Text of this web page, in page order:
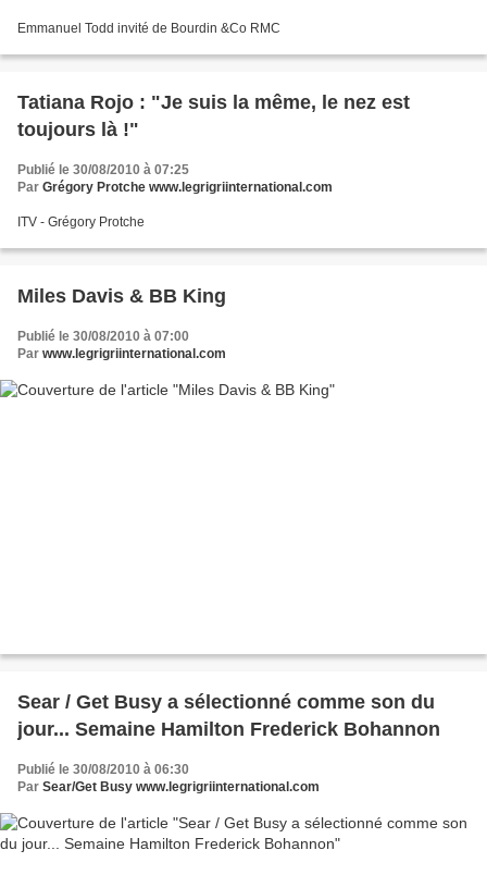
Emmanuel Todd invité de Bourdin &Co RMC
Tatiana Rojo : "Je suis la même, le nez est
toujours là !"
Publié le 30/08/2010 à 07:25
Par Grégory Protche www.legrigriinternational.com
ITV - Grégory Protche
Miles Davis & BB King
Publié le 30/08/2010 à 07:00
Par www.legrigriinternational.com
Sear / Get Busy a sélectionné comme son du
jour... Semaine Hamilton Frederick Bohannon
Publié le 30/08/2010 à 06:30
Par Sear/Get Busy www.legrigriinternational.com